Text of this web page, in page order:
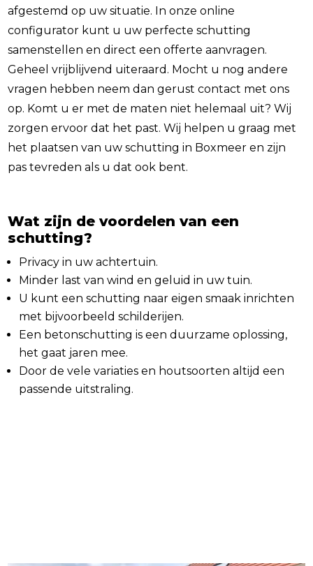
afgestemd op uw situatie. In onze online
configurator kunt u uw perfecte schutting
samenstellen en direct een offerte aanvragen.
Geheel vrijblijvend uiteraard. Mocht u nog andere
vragen hebben neem dan gerust contact met ons
op. Komt u er met de maten niet helemaal uit? Wij
zorgen ervoor dat het past. Wij helpen u graag met
het plaatsen van uw schutting in Boxmeer en zijn
pas tevreden als u dat ook bent.
Wat zijn de voordelen van een
schutting?
Privacy in uw achtertuin.
Minder last van wind en geluid in uw tuin.
U kunt een schutting naar eigen smaak inrichten
met bijvoorbeeld schilderijen.
Een betonschutting is een duurzame oplossing,
het gaat jaren mee.
Door de vele variaties en houtsoorten altijd een
passende uitstraling.